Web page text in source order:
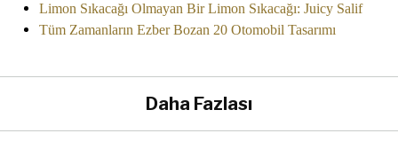
Limon Sıkacağı Olmayan Bir Limon Sıkacağı: Juicy Salif
Tüm Zamanların Ezber Bozan 20 Otomobil Tasarımı
Daha Fazlası